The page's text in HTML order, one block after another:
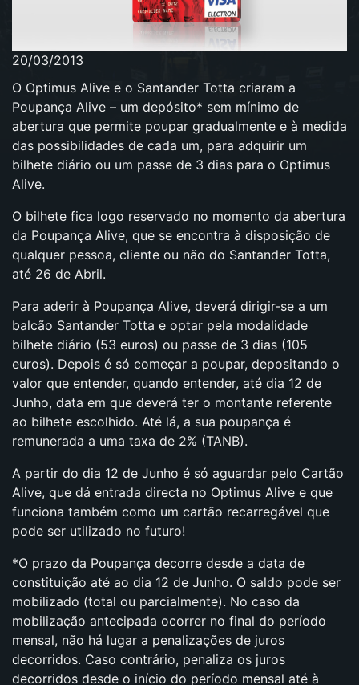
20/03/2013
O Optimus Alive e o Santander Totta criaram a
Poupança Alive – um depósito* sem mínimo de
abertura que permite poupar gradualmente e à medida
das possibilidades de cada um, para adquirir um
bilhete diário ou um passe de 3 dias para o Optimus
Alive.
O bilhete fica logo reservado no momento da abertura
da Poupança Alive, que se encontra à disposição de
qualquer pessoa, cliente ou não do Santander Totta,
até 26 de Abril.
Para aderir à Poupança Alive, deverá dirigir-se a um
balcão Santander Totta e optar pela modalidade
bilhete diário (53 euros) ou passe de 3 dias (105
euros). Depois é só começar a poupar, depositando o
valor que entender, quando entender, até dia 12 de
Junho, data em que deverá ter o montante referente
ao bilhete escolhido. Até lá, a sua poupança é
remunerada a uma taxa de 2% (TANB).
A partir do dia 12 de Junho é só aguardar pelo Cartão
Alive, que dá entrada directa no Optimus Alive e que
funciona também como um cartão recarregável que
pode ser utilizado no futuro!
*O prazo da Poupança decorre desde a data de
constituição até ao dia 12 de Junho. O saldo pode ser
mobilizado (total ou parcialmente). No caso da
mobilização antecipada ocorrer no final do período
mensal, não há lugar a penalizações de juros
decorridos. Caso contrário, penaliza os juros
decorridos desde o início do período mensal até à